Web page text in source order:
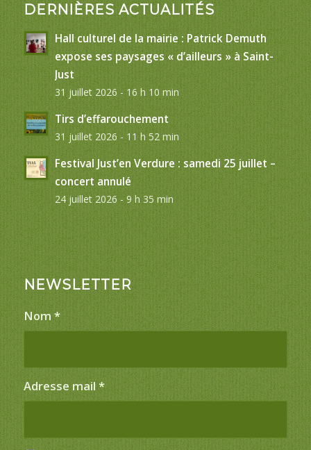
DERNIÈRES ACTUALITÉS
Hall culturel de la mairie : Patrick Demuth
expose ses paysages « d’ailleurs » à Saint-
Just
31 juillet 2026 - 16 h 10 min
Tirs d’effarouchement
31 juillet 2026 - 11 h 52 min
Festival Just’en Verdure : samedi 25 juillet –
concert annulé
24 juillet 2026 - 9 h 35 min
NEWSLETTER
Nom *
Adresse mail *